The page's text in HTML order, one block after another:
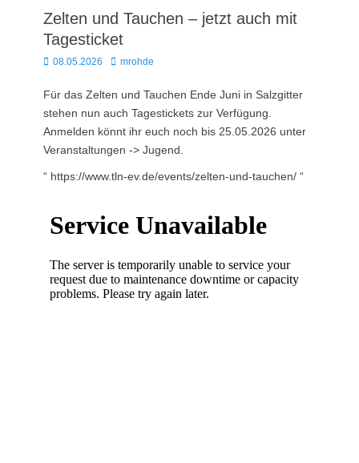
Zelten und Tauchen – jetzt auch mit
Tagesticket
Posted
08.05.2026 Autor
mrohde
Für das Zelten und Tauchen Ende Juni in Salzgitter
stehen nun auch Tagestickets zur Verfügung.
Anmelden könnt ihr euch noch bis 25.05.2026 unter
Veranstaltungen -> Jugend.
“ https://www.tln-ev.de/events/zelten-und-tauchen/ “